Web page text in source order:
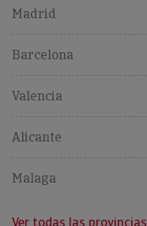
Madrid
Barcelona
Valencia
Alicante
Malaga
Ver todas las provincias